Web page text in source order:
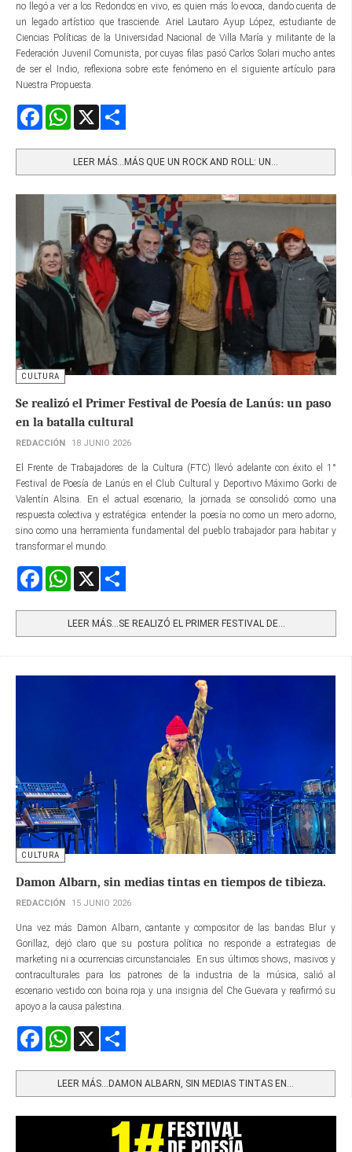
no llegó a ver a los Redondos en vivo, es quien más lo evoca, dando cuenta de
un legado artístico que trasciende. Ariel Lautaro Ayup López, estudiante de
Ciencias Políticas de la Universidad Nacional de Villa María y militante de la
Federación Juvenil Comunista, por cuyas filas pasó Carlos Solari mucho antes
de ser el Indio, reflexiona sobre este fenómeno en el siguiente artículo para
Nuestra Propuesta.
FacebookWhatsApp
LEER MÁS…MÁS QUE UN ROCK AND ROLL: UN...
CULTURA
Se realizó el Primer Festival de Poesía de Lanús: un paso
en la batalla cultural
REDACCIÓN 18 JUNIO 2026
El Frente de Trabajadores de la Cultura (FTC) llevó adelante con éxito el 1°
Festival de Poesía de Lanús en el Club Cultural y Deportivo Máximo Gorki de
Valentín Alsina. En el actual escenario, la jornada se consolidó como una
respuesta colectiva y estratégica: entender la poesía no como un mero adorno,
sino como una herramienta fundamental del pueblo trabajador para habitar y
transformar el mundo.
FacebookWhatsApp
LEER MÁS…SE REALIZÓ EL PRIMER FESTIVAL DE...
CULTURA
Damon Albarn, sin medias tintas en tiempos de tibieza.
REDACCIÓN 15 JUNIO 2026
Una vez más Damon Albarn, cantante y compositor de las bandas Blur y
Gorillaz, dejó claro que su postura política no responde a estrategias de
marketing ni a ocurrencias circunstanciales. En sus últimos shows, masivos y
contraculturales para los patrones de la industria de la música, salió al
escenario vestido con boina roja y una insignia del Che Guevara y reafirmó su
apoyo a la causa palestina.
FacebookWhatsApp
LEER MÁS…DAMON ALBARN, SIN MEDIAS TINTAS EN...